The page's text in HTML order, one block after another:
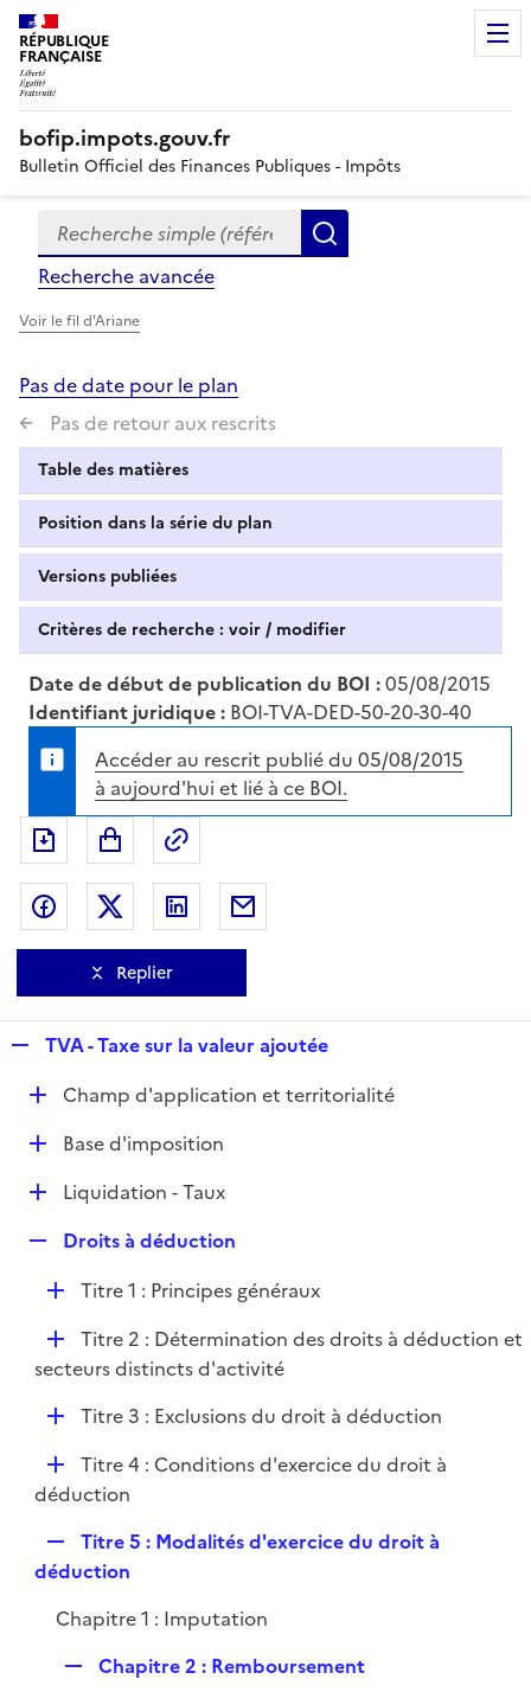
RÉPUBLIQUE
FRANÇAISE
bofip.impots.gouv.fr
Bulletin Officiel des Finances Publiques - Impôts
Formulaire
de
recherche
Recherche simple (références, mots clés, partie du
Recherche avancée
Voir le fil d'Ariane
Pas de date pour le plan
Pas de retour aux rescrits
Table des matières
Position dans la série du plan
Versions publiées
Critères de recherche : voir / modifier
Date de début de publication du BOI :05/08/2015
Identifiant juridique : BOI-TVA-DED-50-20-30-40
Accéder au rescrit publié du 05/08/2015
à aujourd'hui et lié à ce BOI.
Exporter le document au format pdf
Partager sur Facebook
Partager sur Twitter
Partager sur LinkedIn
Replier
p
l
i
e
TVA - Taxe sur la valeur ajoutée
DChamp d'application et territorialité
D
e
Base d'imposition
D
l
i
e
r
Liquidation - Taux
p
l
i
e
r
Droits à déduction
D
l
Titre 1 : Principes généraux
D
é
r
Titre 2 : Détermination des droits à déduction et
secteurs distincts d'activité
D
l
e
r
Titre 3 : Exclusions du droit à déduction
D
é
i
e
r
Titre 4 : Conditions d'exercice du droit à
déduction
e
l
Titre 5 : Modalités d'exercice du droit à
déduction
Chapitre 1 : Imputation
Chapitre 2 : Remboursement